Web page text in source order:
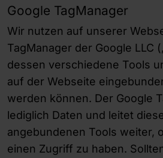
Google TagManager
Wir nutzen auf unserer
TagManager der Google LLC
dessen verschiedene Tools
auf der Webseite
werden können. Der Google
lediglich Daten und leitet
angebundenen Tools weiter,
einen Zugriff zu haben.